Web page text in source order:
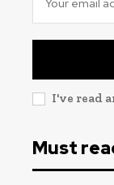
I've read
Must